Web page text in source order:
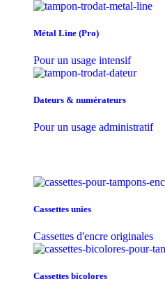
Métal Line (Pro)
Pour un usage intensif
Dateurs & numérateurs
Pour un usage administratif
Cassettes unies
Cassettes d'encre originales
Cassettes bicolores